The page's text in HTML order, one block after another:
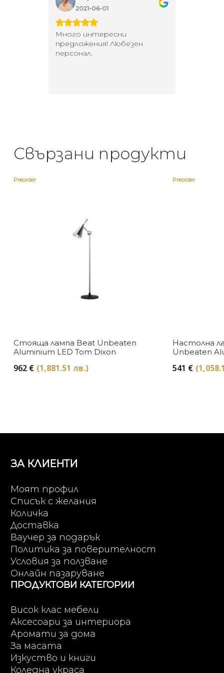
2021-06-01
Много интересни
предложения! Любезен
персонал.
Свързани продукти
Preorder
Стояща лампа Beat Unbeaten
Aluminium LED Tom Dixon
962 € (1,881.51 лв.)
Preorder
Настолна
Unbeaten
541 €
ЗА КЛИЕНТИ
Моят профил
Списък с желания
Количка
Доставка
Ваучер за подарък
Политика за поверителност
Условия за ползване
Онлайн пазаруване
ПРОДУКТОВИ КАТЕГОРИИ
Висок клас мебели
Аксесоари за интериора
Аромати за дома
За масата
Изкуство и книги
Коледна украса